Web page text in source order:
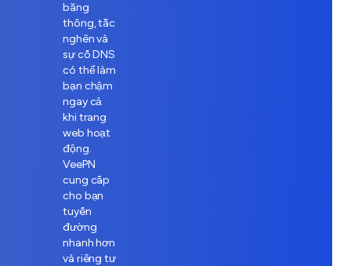
băng
thông, tắc
nghẽn và
sự cố DNS
có thể làm
bạn chậm
ngay cả
khi trang
web hoạt
động.
VeePN
cung cấp
cho bạn
tuyến
đường
nhanh hơn
và riêng tư